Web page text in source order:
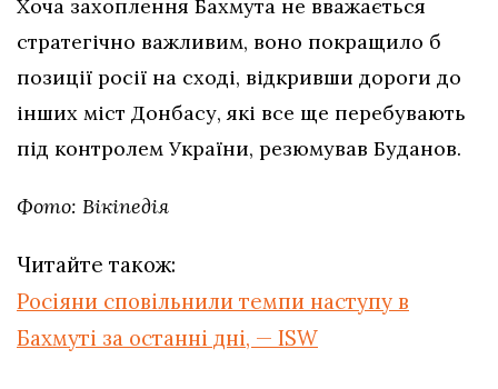
Хоча захоплення Бахмута не вважається
стратегічно важливим, воно покращило б
позиції росії на сході, відкривши дороги до
інших міст Донбасу, які все ще перебувають
під контролем України, резюмував Буданов.
Фото: Вікіпедія
Читайте також:
Росіяни сповільнили темпи наступу в
Бахмуті за останні дні, — ISW